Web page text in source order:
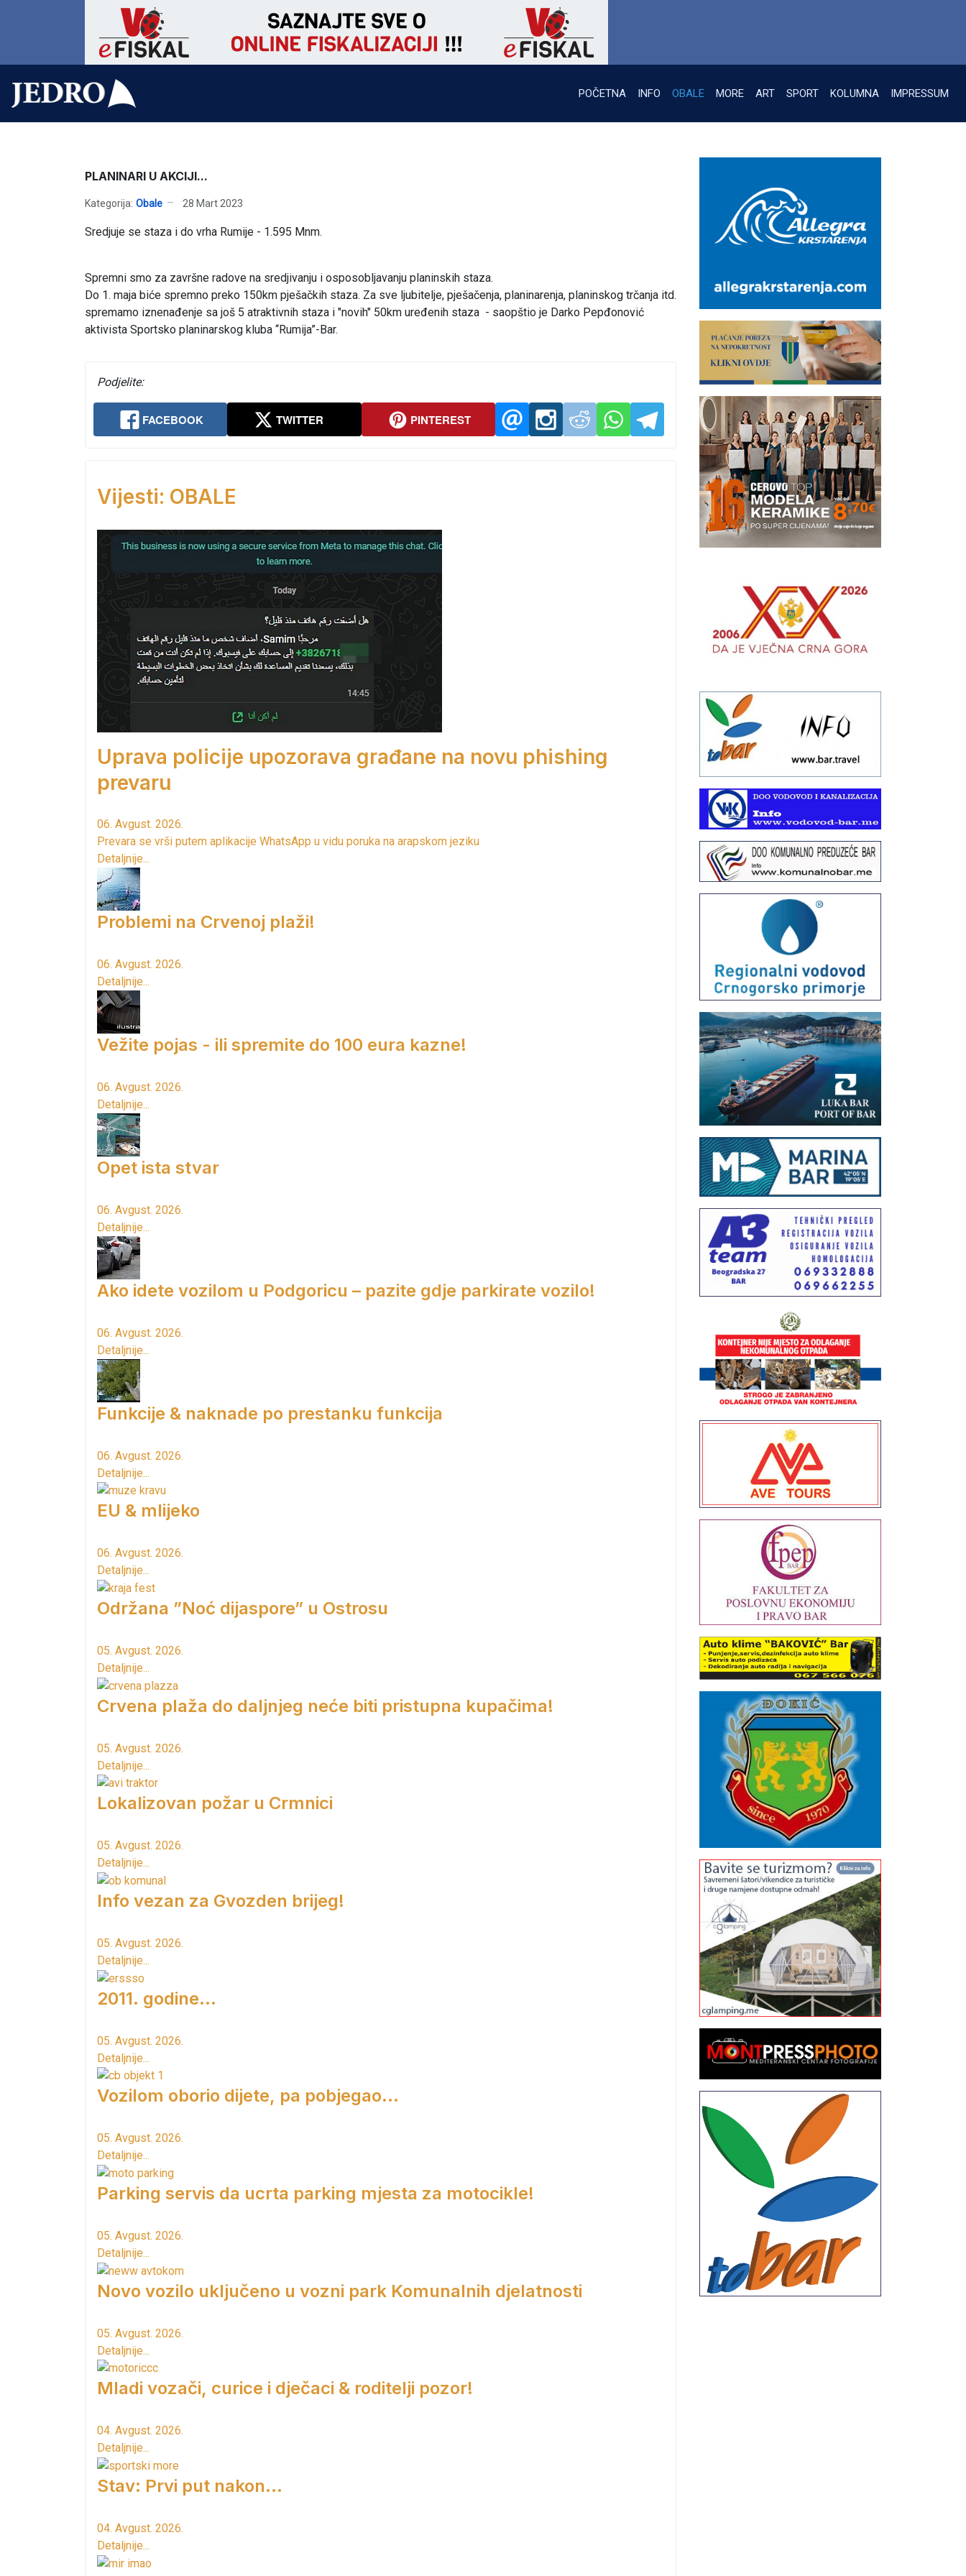
POČETNA INFO OBALE MORE ART SPORT KOLUMNA IMPRESSUM
PLANINARI U AKCIJI...
Kategorija: Obale 28 Mart 2023
Sredjuje se staza i do vrha Rumije - 1.595 Mnm.
Spremni smo za završne radove na sredjivanju i osposobljavanju planinskih staza.
Do 1. maja biće spremno preko 150km pješačkih staza. Za sve ljubitelje, pješačenja, planinarenja, planinskog trčanja itd.
spremamo iznenađenje sa još 5 atraktivnih staza i "novih" 50km uređenih staza - saopštio je Darko Pepđonović
aktivista Sportsko planinarskog kluba “Rumija”-Bar.
Podjelite:
FACEBOOK TWITTER PINTEREST
Vijesti: OBALE
Uprava policije upozorava građane na novu phishing
prevaru
06. Avgust. 2026.
Prevara se vrši putem aplikacije WhatsApp u vidu poruka na arapskom jeziku
Detaljnije...
Problemi na Crvenoj plaži!
06. Avgust. 2026.
Detaljnije...
Vežite pojas - ili spremite do 100 eura kazne!
06. Avgust. 2026.
Detaljnije...
Opet ista stvar
06. Avgust. 2026.
Detaljnije...
Ako idete vozilom u Podgoricu – pazite gdje parkirate vozilo!
06. Avgust. 2026.
Detaljnije...
Funkcije & naknade po prestanku funkcija
06. Avgust. 2026.
Detaljnije...
EU & mlijeko
06. Avgust. 2026.
Detaljnije...
Održana ”Noć dijaspore” u Ostrosu
05. Avgust. 2026.
Detaljnije...
Crvena plaža do daljnjeg neće biti pristupna kupačima!
05. Avgust. 2026.
Detaljnije...
Lokalizovan požar u Crmnici
05. Avgust. 2026.
Detaljnije...
Info vezan za Gvozden brijeg!
05. Avgust. 2026.
Detaljnije...
2011. godine...
05. Avgust. 2026.
Detaljnije...
Vozilom oborio dijete, pa pobjegao...
05. Avgust. 2026.
Detaljnije...
Parking servis da ucrta parking mjesta za motocikle!
05. Avgust. 2026.
Detaljnije...
Novo vozilo uključeno u vozni park Komunalnih djelatnosti
05. Avgust. 2026.
Detaljnije...
Mladi vozači, curice i dječaci & roditelji pozor!
04. Avgust. 2026.
Detaljnije...
Stav: Prvi put nakon…
04. Avgust. 2026.
Detaljnije...